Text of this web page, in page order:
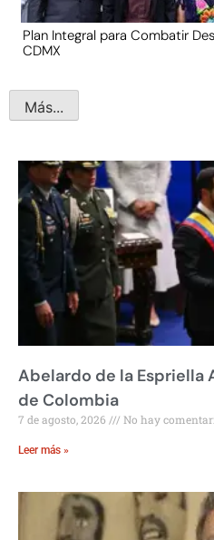
Plan Integral para Combatir
CDMX
Más...
Abelardo de la Espriella
de Colombia
7 de agosto, 2026 No hay
Leer más »